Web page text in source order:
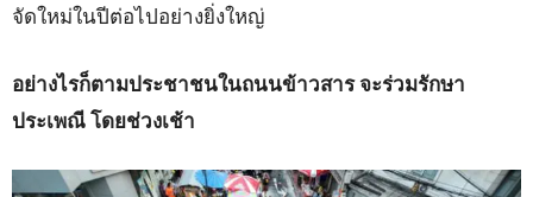
จัดใหม่ในปีต่อไปอย่างยิ่งใหญ่
อย่างไรก็ตามประชาชนในถนนข้าวสาร จะร่วมรักษา
ประเพณี โดยช่วงเช้า